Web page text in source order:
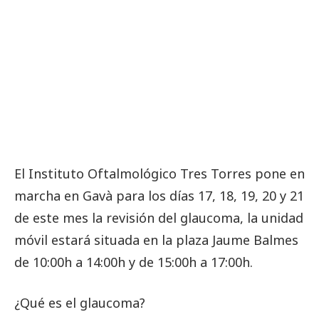
El Instituto Oftalmológico Tres Torres pone en
marcha en Gavà para los días 17, 18, 19, 20 y 21
de este mes la revisión del glaucoma, la unidad
móvil estará situada en la plaza Jaume Balmes
de 10:00h a 14:00h y de 15:00h a 17:00h.
¿Qué es el glaucoma?